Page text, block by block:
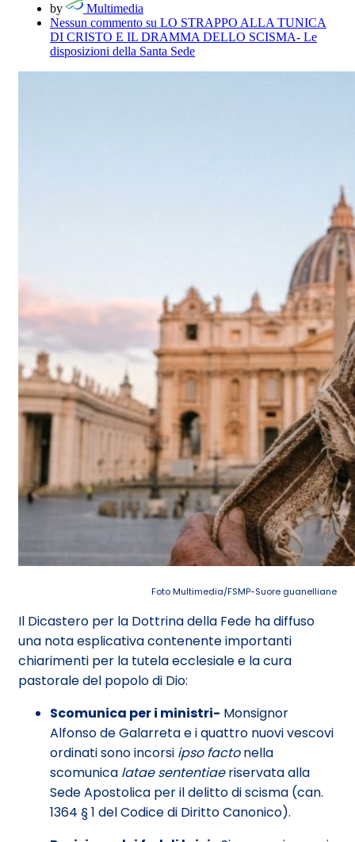
by
Multimedia
Nessun commento su LO STRAPPO ALLA TUNICA
DI CRISTO E IL DRAMMA DELLO SCISMA- Le
disposizioni della Santa Sede
Foto Multimedia/FSMP-Suore guanelliane
Il Dicastero per la Dottrina della Fede ha diffuso
una nota esplicativa contenente importanti
chiarimenti per la tutela ecclesiale e la cura
pastorale del popolo di Dio:
Scomunica per i ministri- Monsignor
Alfonso de Galarreta e i quattro nuovi vescovi
ordinati sono incorsi ipso factonella
scomunica latae sententiaeriservata alla
Sede Apostolica per il delitto di scisma (can.
1364 § 1 del Codice di Diritto Canonico).